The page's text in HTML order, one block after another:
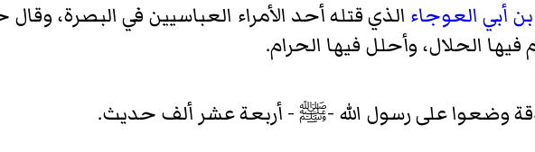
أبي العوجاء الذي قتله أحد الأمراء العباسيين في البصرة،
الحلال، وأحلل فيها الحرام.
وضعوا على رسول الله -ﷺ- أربعة عشر ألف حديث.